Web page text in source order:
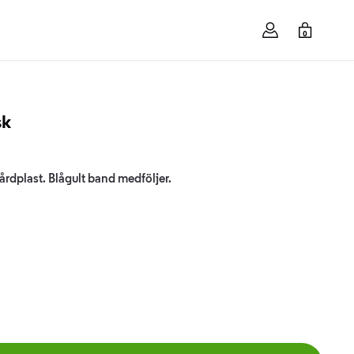
0
Blågult band medföljer.